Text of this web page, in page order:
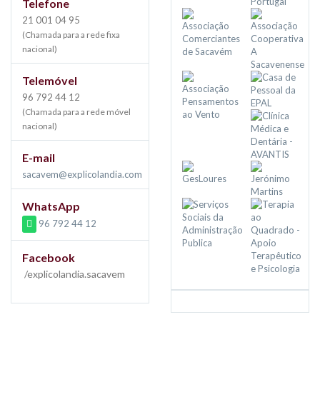
Telefone
21 001 04 95
(Chamada para a rede fixa
nacional)
Telemóvel
96 792 44 12
(Chamada para a rede móvel
nacional)
E-mail
sacavem@explicolandia.com
WhatsApp
96 792 44 12
Facebook
/explicolandia.sacavem